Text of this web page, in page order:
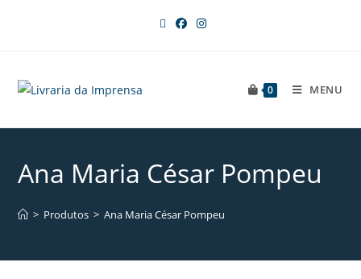
0 MENU
Ana Maria César Pompeu
> Produtos > Ana Maria César Pompeu